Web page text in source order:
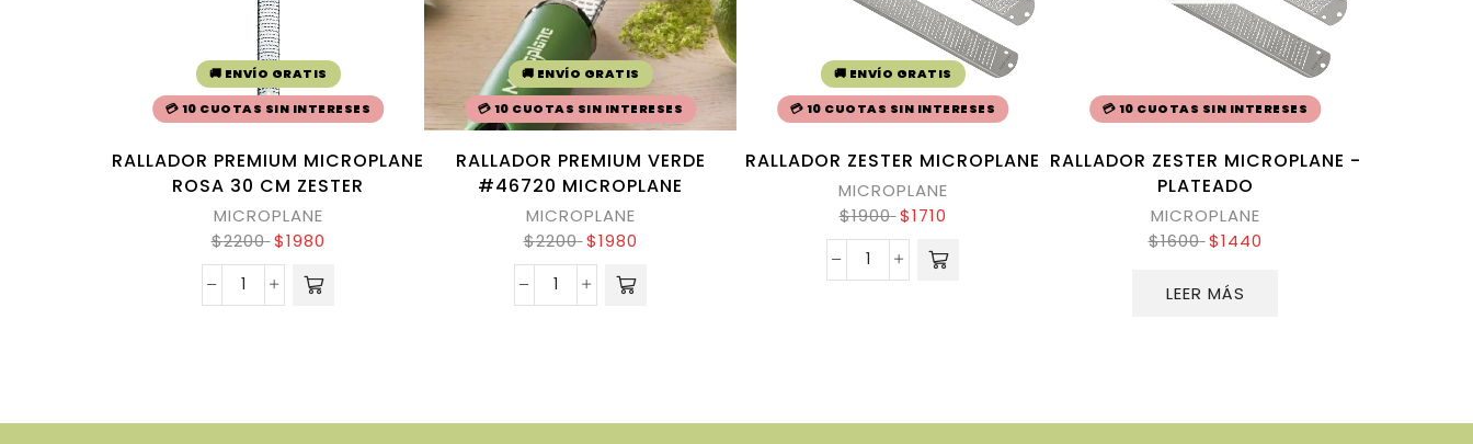
🚚 ENVÍO GRATIS
💳 10 CUOTAS SIN INTERESES
RALLADOR PREMIUM MICROPLANE
ROSA 30 CM ZESTER
MICROPLANE
$2200 $1980
🚚 ENVÍO GRATIS
💳 10 CUOTAS SIN INTERESES
RALLADOR PREMIUM VERDE
#46720 MICROPLANE
MICROPLANE
$2200 $1980
🚚 ENVÍO GRATIS
💳 10 CUOTAS SIN INTERESES
RALLADOR ZESTER MICROPLANE
MICROPLANE
$1900 $1710
💳 10 CUOTAS SIN INTERESES
RALLADOR ZESTER MICROPLANE -
PLATEADO
MICROPLANE
$1600 $1440
LEER MÁS